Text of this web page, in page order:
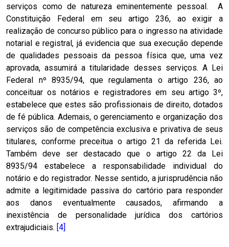
serviços como de natureza eminentemente pessoal. A
Constituição Federal em seu artigo 236, ao exigir a
realização de concurso público para o ingresso na atividade
notarial e registral, já evidencia que sua execução depende
de qualidades pessoais da pessoa física que, uma vez
aprovada, assumirá a titularidade desses serviços. A Lei
Federal nº 8935/94, que regulamenta o artigo 236, ao
conceituar os notários e registradores em seu artigo 3º,
estabelece que estes são profissionais de direito, dotados
de fé pública. Ademais, o gerenciamento e organização dos
serviços são de competência exclusiva e privativa de seus
titulares, conforme preceitua o artigo 21 da referida Lei.
Também deve ser destacado que o artigo 22 da Lei
8935/94 estabelece a responsabilidade individual do
notário e do registrador. Nesse sentido, a jurisprudência não
admite a legitimidade passiva do cartório para responder
aos danos eventualmente causados, afirmando a
inexistência de personalidade jurídica dos cartórios
extrajudiciais. [4]